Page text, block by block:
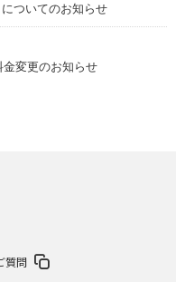
ついてのお知らせ
変更のお知らせ
質問